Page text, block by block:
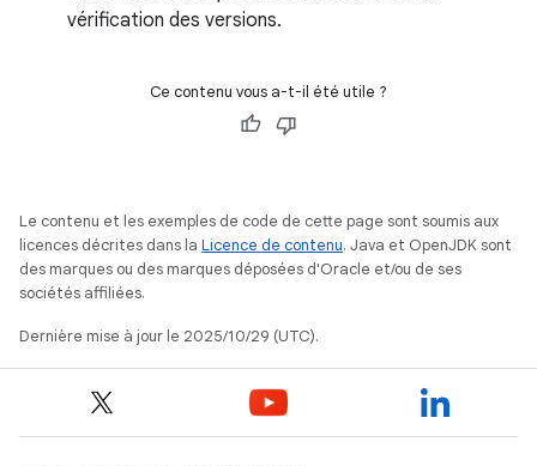
vérification des versions.
Ce contenu vous a-t-il été utile ?
Le contenu et les exemples de code de cette page sont soumis aux
licences décrites dans la Licence de contenu. Java et OpenJDK sont
des marques ou des marques déposées d'Oracle et/ou de ses
sociétés affiliées.
Dernière mise à jour le 2025/10/29 (UTC).